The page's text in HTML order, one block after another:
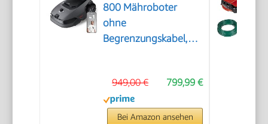
800 Mähroboter
ohne
Begrenzungskabel,
799,99 €
949,00 €
Bei Amazon ansehen